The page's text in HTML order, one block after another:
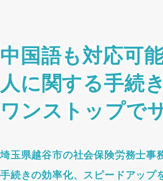
事務所情報About Us
お問い合わせ
よくあるご質問
代表者挨拶Message
事務所情報About Us
お問い合わせContact
中国語も対応可
人に関する手続
ワンストップで
埼玉県越谷市の社会保険労務士事
手続きの効率化、スピードアップ